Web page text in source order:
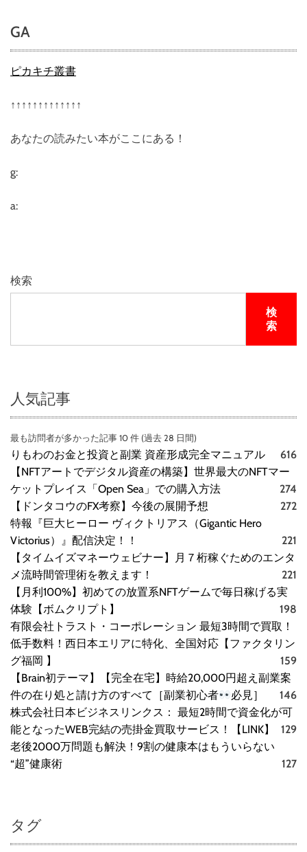
ワ
ル
ス
ク
）
GA
ピカキチ叢書
↑↑↑↑↑↑↑↑↑↑↑↑↑
あなたの読みたい本がここにある！
g:
a:
検索
検
索
人気記事
最も訪問者が多かった記事 10 件 (過去 28 日間)
りもわのお金と投資と副業 資産形成完全マニュアル
616
【NFTアートでデジタル資産の構築】世界最大のNFTマー
ケットプレイス「Open Sea」での購入方法
274
【ドンタコウのFX考察】今後の展開予想
272
特報『巨大ヒーロー ヴィクトリアス（Gigantic Hero
Victorius）』配信決定！！
221
【タイムイズマネーウェビナー】月７桁稼ぐためのエンタ
メ流時間管理術を教えます！
221
【月利100%】初めての放置系NFTゲームで毎日稼げる実
体験【ボムクリプト】
198
有限会社トラスト・コーポレーション 最短3時間で買取！
低手数料！西日本エリアに特化、全国対応【ファクタリン
グ福岡 】
159
【Brain初テーマ】【完全在宅】時給20,000円超え副業案
件の在り処と請け方のすべて［副業初心者
必見］
146
株式会社日本ビジネスリンクス： 最短2時間で資金化が可
能となったWEB完結の売掛金買取サービス！【LINK】
129
老後2000万問題も解決！9割の健康本はもういらない
“超”健康術
127
タグ